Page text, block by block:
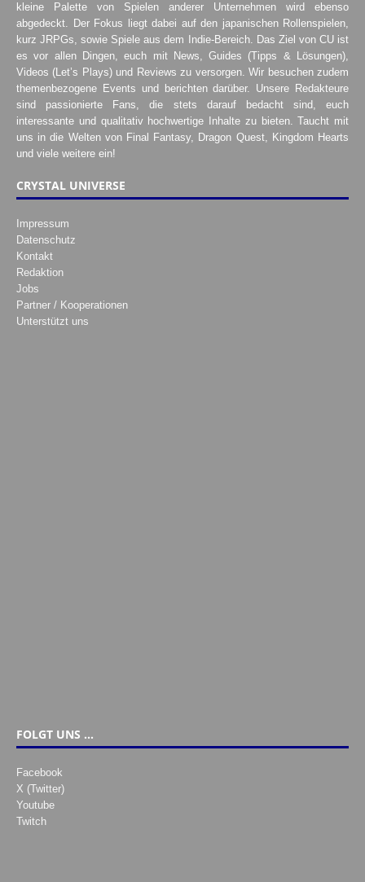
kleine Palette von Spielen anderer Unternehmen wird ebenso
abgedeckt. Der Fokus liegt dabei auf den japanischen Rollenspielen,
kurz JRPGs, sowie Spiele aus dem Indie-Bereich. Das Ziel von CU ist
es vor allen Dingen, euch mit News, Guides (Tipps & Lösungen),
Videos (Let’s Plays) und Reviews zu versorgen. Wir besuchen zudem
themenbezogene Events und berichten darüber. Unsere Redakteure
sind passionierte Fans, die stets darauf bedacht sind, euch
interessante und qualitativ hochwertige Inhalte zu bieten. Taucht mit
uns in die Welten von Final Fantasy, Dragon Quest, Kingdom Hearts
und viele weitere ein!
CRYSTAL UNIVERSE
Impressum
Datenschutz
Kontakt
Redaktion
Jobs
Partner / Kooperationen
Unterstützt uns
FOLGT UNS …
Facebook
X (Twitter)
Youtube
Twitch